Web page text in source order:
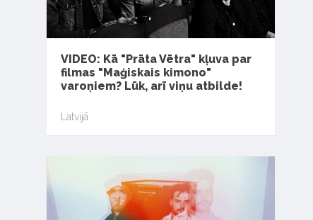
VIDEO: Kā "Prāta Vētra" kļuva par
filmas "Maģiskais kimono"
varoņiem? Lūk, arī viņu atbilde!
Latvijā